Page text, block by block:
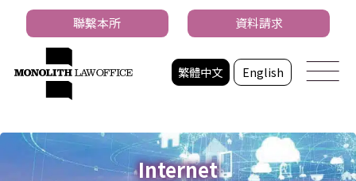
繁體中文 English
聯繫本所 資料請求
Internet